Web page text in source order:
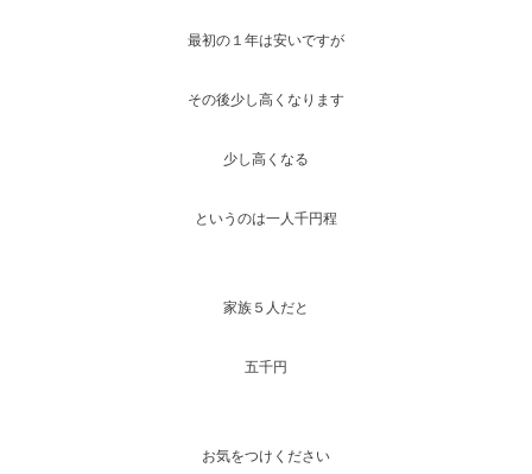
最初の１年は安いですが
その後少し高くなります
少し高くなる
というのは一人千円程
家族５人だと
五千円
お気をつけください